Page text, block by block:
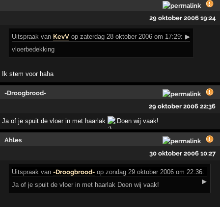
29 oktober 2006 19:24
Uitspraak van KevV op zaterdag 28 oktober 2006 om 17:29: ▶
vloerbedekking
Ik stem voor haha
-Droogbrood-
29 oktober 2006 22:36
Ja of je spuit de vloer in met haarlak Doen wij vaak!
Ahles
30 oktober 2006 10:27
Uitspraak van-Droogbrood- op zondag 29 oktober 2006 om 22:36:
▶
Ja of je spuit de vloer in met haarlak Doen wij vaak!